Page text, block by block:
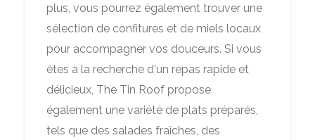
plus, vous pourrez également trouver une
sélection de confitures et de miels locaux
pour accompagner vos douceurs. Si vous
êtes à la recherche d'un repas rapide et
délicieux, The Tin Roof propose
également une variété de plats préparés,
tels que des salades fraîches, des